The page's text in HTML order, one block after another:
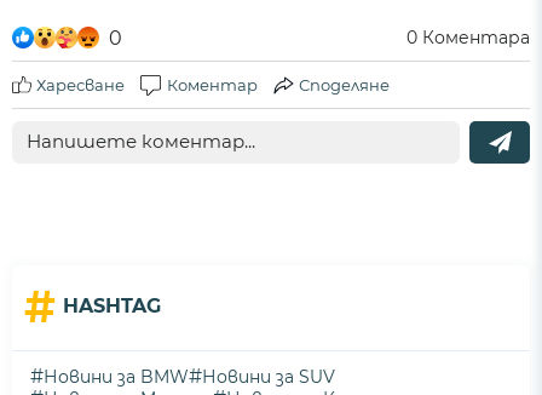
0 0 Коментара
Харесване Коментар Споделяне
# HASHTAG
#Новини за BMW#Новини за SUV